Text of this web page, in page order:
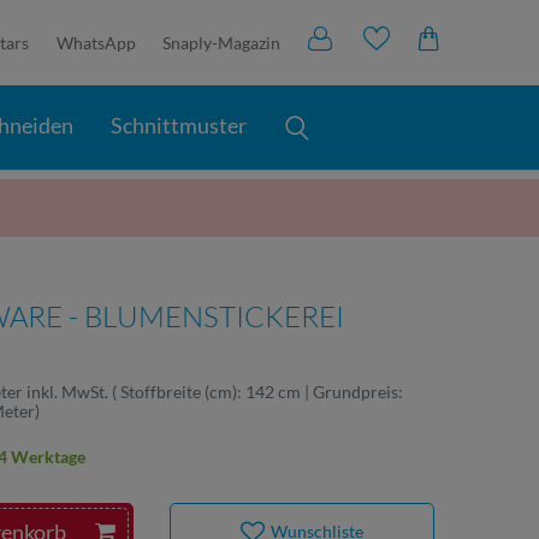
WhatsApp Snaply-Magazin
Schnittmuster
- BLUMENSTICKEREI
inkl. MwSt. ( Stoffbreite (cm): 142 cm | Grundpreis:
)
Werktage
Wunschliste